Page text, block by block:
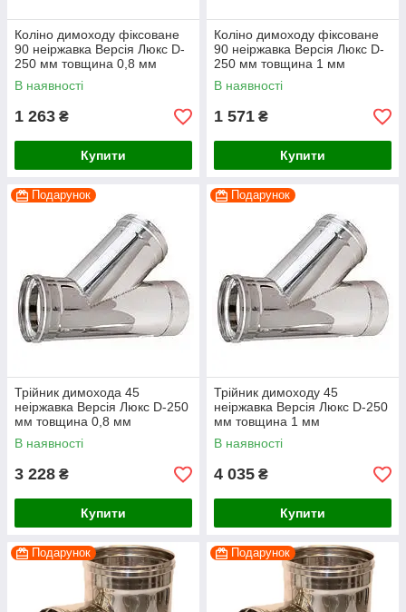
Коліно димоходу фіксоване
90 неіржавка Версія Люкс D-
250 мм товщина 0,8 мм
В наявності
1 263 ₴
Купити
Коліно димоходу фіксоване
90 неіржавка Версія Люкс D-
250 мм товщина 1 мм
В наявності
1 571 ₴
Купити
Подарунок
Трійник димохода 45
неіржавка Версія Люкс D-250
мм товщина 0,8 мм
В наявності
3 228 ₴
Купити
Подарунок
Трійник димоходу 45
неіржавка Версія Люкс D-250
мм товщина 1 мм
В наявності
4 035 ₴
Купити
Подарунок Подарунок